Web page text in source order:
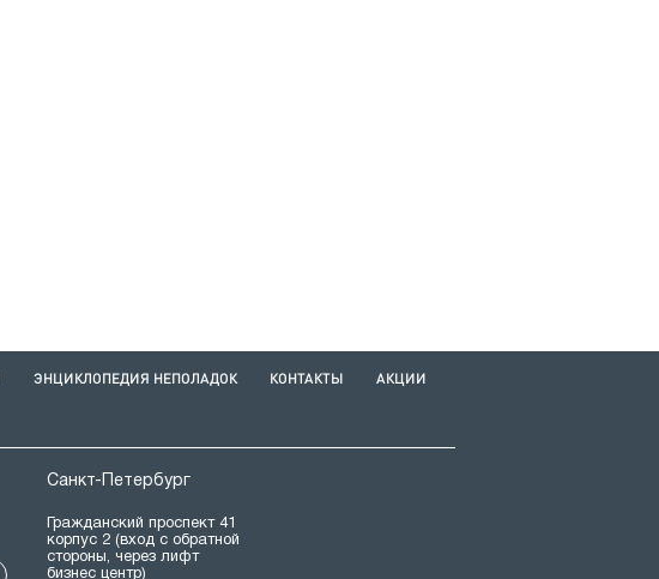
ЭНЦИКЛОПЕДИЯ НЕПОЛАДОК КОНТАКТЫ АКЦИИ
Санкт-Петербург
Гражданский проспект 41
корпус 2 (вход с обратной
стороны, через лифт
бизнес центр)